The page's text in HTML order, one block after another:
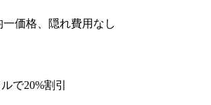
一価格、隠れ費用なし
で20%割引